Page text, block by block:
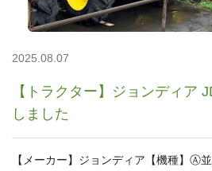
【トラクター】ジョンディ
しました
2025.08.07
【メーカー】ジョンディア【機種】